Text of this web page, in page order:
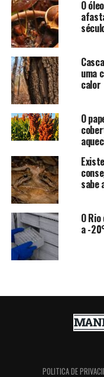
O
uma
calor
O
sabe
O
a -
POLITICA DE